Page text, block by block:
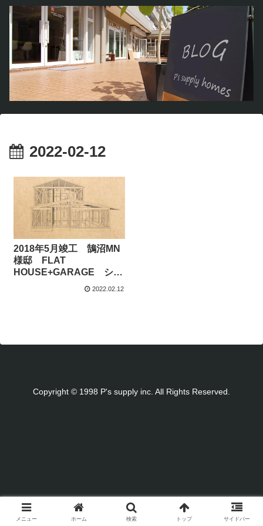
2022-02-12
2018年5月竣工 鵠沼MN
様邸 FLAT
HOUSE+GARAGE ショ
2022.02.12
Copyright © 1998 P's supply inc. All Rights Reserved.
メニュー ホーム 検索 トップ サイドバー